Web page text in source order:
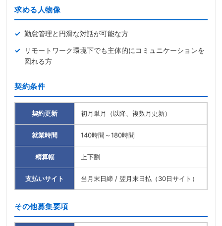
求める人物像
勤怠管理と円滑な対話が可能な方
リモートワーク環境下でも主体的にコミュニケーションを
図れる方
契約条件
契約更新 初月単月（以降、複数月更新）
就業時間 140時間～180時間
精算幅 上下割
支払いサイト 当月末日締 / 翌月末日払（30日サイト）
その他募集要項